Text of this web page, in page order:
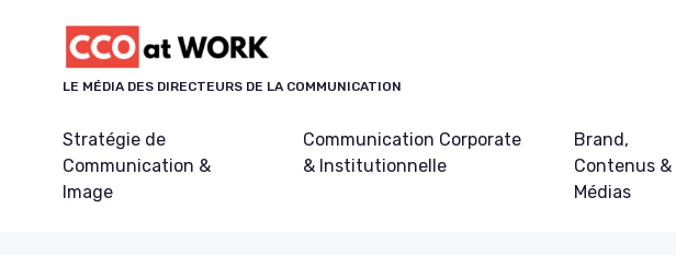
LE MÉDIA DES DIRECTEURS DE LA COMMUNICATION
Stratégie de
Communication &
Image
Communication Corporate
& Institutionnelle
Brand,
Contenus &
Médias